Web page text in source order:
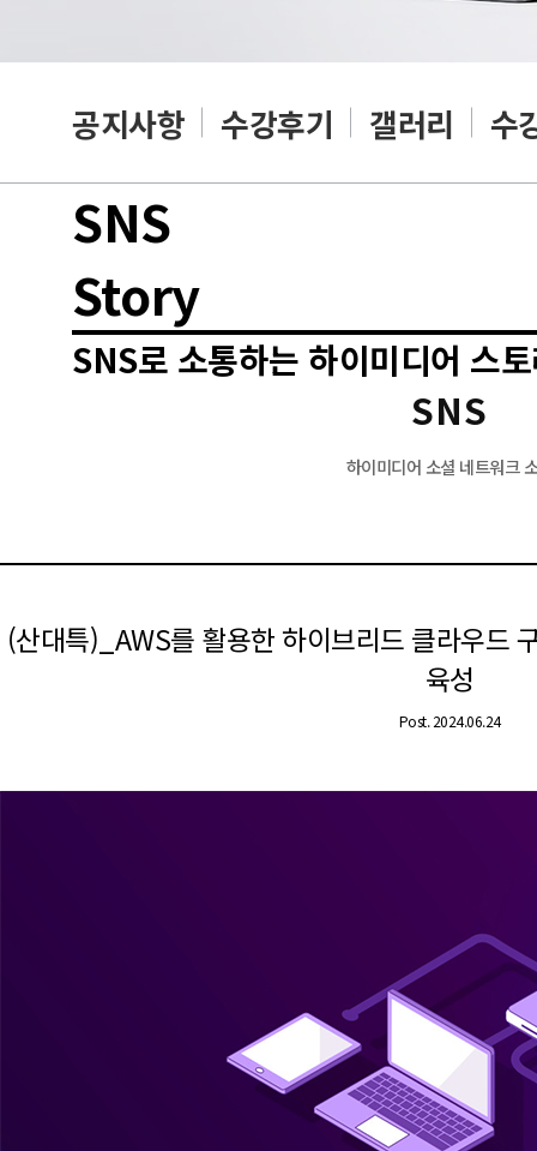
공지사항 수강후기 갤러리 수
SNS
Story
SNS로 소통하는 하이미디어 스
SNS
하이미디어 소셜 네트워크
(산대특)_AWS를 활용한 하이브리드 클라우드
육성
Post. 2024.06.24